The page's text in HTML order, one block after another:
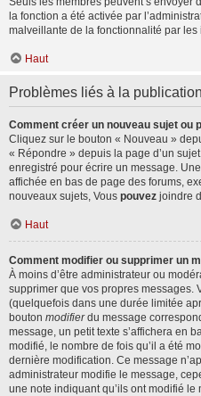
la fonction a été activée par
malveillante de la fonctionnalité par les
Haut
Problèmes liés à la
Comment créer un nouveau sujet ou
Cliquez sur le bouton « Nouveau »
« Répondre » depuis la page d’un
enregistré pour écrire un message.
affichée en bas de page des forums,
nouveaux sujets, Vous pouvez joindre
Haut
Comment modifier ou supprimer un
À moins d’être administrateur ou
supprimer que vos propres messages.
(quelquefois dans une durée limitée
bouton modifierdu message
message, un petit texte s’affichera en
modifié, le nombre de fois qu’il a été
dernière modification. Ce message
administrateur modifie le message,
une note indiquant qu’ils ont modifié